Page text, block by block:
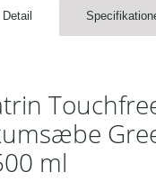
Detail
ml